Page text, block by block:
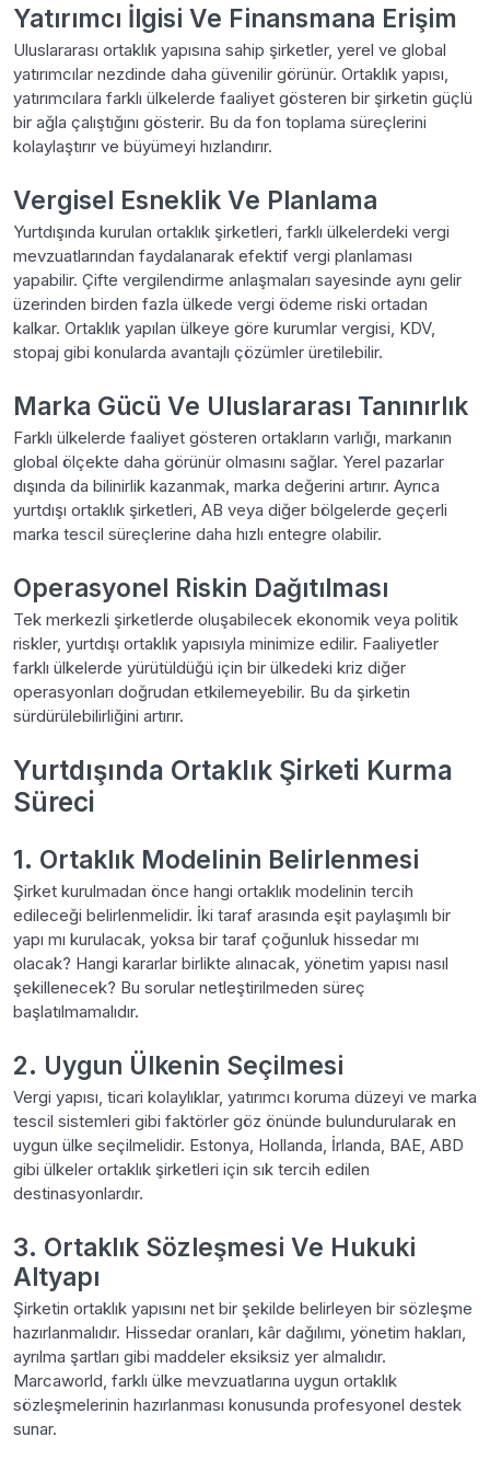
Yatırımcı İlgisi Ve Finansmana Erişim
Uluslararası ortaklık yapısına sahip şirketler, yerel ve global
yatırımcılar nezdinde daha güvenilir görünür. Ortaklık yapısı,
yatırımcılara farklı ülkelerde faaliyet gösteren bir şirketin güçlü
bir ağla çalıştığını gösterir. Bu da fon toplama süreçlerini
kolaylaştırır ve büyümeyi hızlandırır.
Vergisel Esneklik Ve Planlama
Yurtdışında kurulan ortaklık şirketleri, farklı ülkelerdeki vergi
mevzuatlarından faydalanarak efektif vergi planlaması
yapabilir. Çifte vergilendirme anlaşmaları sayesinde aynı gelir
üzerinden birden fazla ülkede vergi ödeme riski ortadan
kalkar. Ortaklık yapılan ülkeye göre kurumlar vergisi, KDV,
stopaj gibi konularda avantajlı çözümler üretilebilir.
Marka Gücü Ve Uluslararası Tanınırlık
Farklı ülkelerde faaliyet gösteren ortakların varlığı, markanın
global ölçekte daha görünür olmasını sağlar. Yerel pazarlar
dışında da bilinirlik kazanmak, marka değerini artırır. Ayrıca
yurtdışı ortaklık şirketleri, AB veya diğer bölgelerde geçerli
marka tescil süreçlerine daha hızlı entegre olabilir.
Operasyonel Riskin Dağıtılması
Tek merkezli şirketlerde oluşabilecek ekonomik veya politik
riskler, yurtdışı ortaklık yapısıyla minimize edilir. Faaliyetler
farklı ülkelerde yürütüldüğü için bir ülkedeki kriz diğer
operasyonları doğrudan etkilemeyebilir. Bu da şirketin
sürdürülebilirliğini artırır.
Yurtdışında Ortaklık Şirketi Kurma
Süreci
1. Ortaklık Modelinin Belirlenmesi
Şirket kurulmadan önce hangi ortaklık modelinin tercih
edileceği belirlenmelidir. İki taraf arasında eşit paylaşımlı bir
yapı mı kurulacak, yoksa bir taraf çoğunluk hissedar mı
olacak? Hangi kararlar birlikte alınacak, yönetim yapısı nasıl
şekillenecek? Bu sorular netleştirilmeden süreç
başlatılmamalıdır.
2. Uygun Ülkenin Seçilmesi
Vergi yapısı, ticari kolaylıklar, yatırımcı koruma düzeyi ve marka
tescil sistemleri gibi faktörler göz önünde bulundurularak en
uygun ülke seçilmelidir. Estonya, Hollanda, İrlanda, BAE, ABD
gibi ülkeler ortaklık şirketleri için sık tercih edilen
destinasyonlardır.
3. Ortaklık Sözleşmesi Ve Hukuki
Altyapı
Şirketin ortaklık yapısını net bir şekilde belirleyen bir sözleşme
hazırlanmalıdır. Hissedar oranları, kâr dağılımı, yönetim hakları,
ayrılma şartları gibi maddeler eksiksiz yer almalıdır.
Marcaworld, farklı ülke mevzuatlarına uygun ortaklık
sözleşmelerinin hazırlanması konusunda profesyonel destek
sunar.